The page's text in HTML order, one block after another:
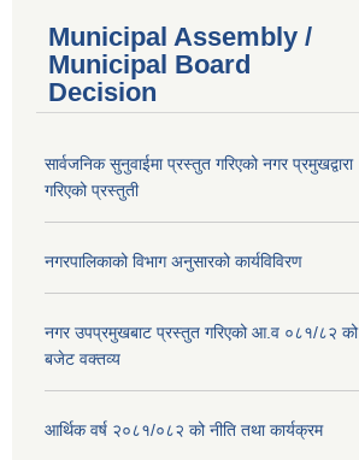
Municipal Assembly /
Municipal Board
Decision
सार्वजनिक सुनुवाईमा प्रस्तुत गरिएको नगर प्रमुखद्वारा
गरिएको प्रस्तुती
नगरपालिकाको विभाग अनुसारको कार्यविविरण
नगर उपप्रमुखबाट प्रस्तुत गरिएको आ.व ०८१/८२ को
बजेट वक्तव्य
आर्थिक वर्ष २०८१/०८२ को नीति तथा कार्यक्रम